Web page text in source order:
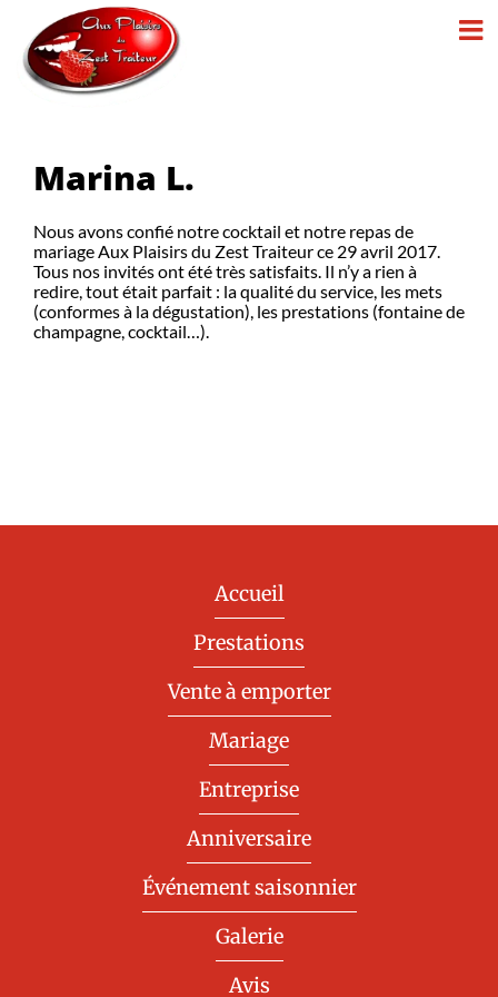
Passer
contenu
Marina L.
Nous avons confié notre cocktail et notre repas de
mariage Aux Plaisirs du Zest Traiteur ce 29 avril 2017.
Tous nos invités ont été très satisfaits. Il n’y a rien à
redire, tout était parfait : la qualité du service, les mets
(conformes à la dégustation), les prestations (fontaine de
champagne, cocktail…).
Accueil
Prestations
Vente à emporter
Mariage
Entreprise
Anniversaire
Événement saisonnier
Galerie
Avis